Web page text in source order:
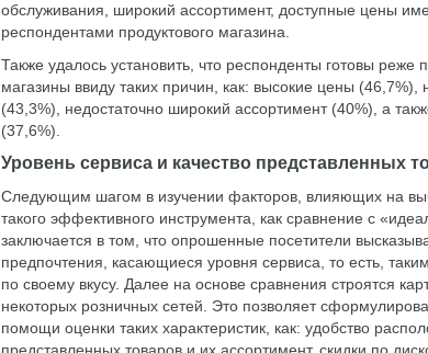
обслуживания, широкий ассортимент, доступные цены
респондентами продуктового магазина.
Также удалось установить, что респонденты готовы
магазины ввиду таких причин, как: высокие цены
(43,3%), недостаточно широкий ассортимент (40%), а
(37,6%).
Уровень сервиса и качество представленных
Следующим шагом в изучении факторов, влияющих на
такого эффективного инструмента, как сравнение с
заключается в том, что опрошенные посетители
предпочтения, касающиеся уровня сервиса, то есть,
по своему вкусу. Далее на основе сравнения строятся
некоторых розничных сетей. Это позволяет
помощи оценки таких характеристик, как: удобство